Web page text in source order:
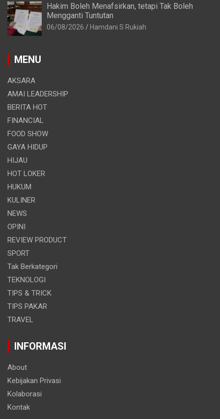
Hakim Boleh Menafsirkan, tetapi Tak Boleh
Mengganti Tuntutan
06/08/2026 Hamdani S Rukiah
MENU
AKSARA
AMAI LEADERSHIP
BERITA HOT
FINANCIAL
FOOD SHOW
GAYA HIDUP
HIJAU
HOT LOKER
HUKUM
KULINER
NEWS
OPINI
REVIEW PRODUCT
SPORT
Tak Berkategori
TEKNOLOGI
TIPS & TRICK
TIPS PAKAR
TRAVEL
INFORMASI
About
Kebijakan Privasi
Kolaborasi
Kontak